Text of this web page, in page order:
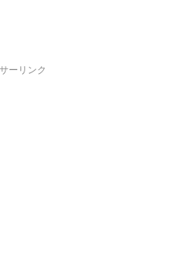
ーリンク